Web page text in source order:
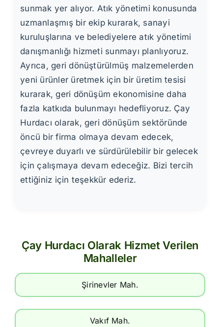
sunmak yer alıyor. Atık yönetimi konusunda
uzmanlaşmış bir ekip kurarak, sanayi
kuruluşlarına ve belediyelere atık yönetimi
danışmanlığı hizmeti sunmayı planlıyoruz.
Ayrıca, geri dönüştürülmüş malzemelerden
yeni ürünler üretmek için bir üretim tesisi
kurarak, geri dönüşüm ekonomisine daha
fazla katkıda bulunmayı hedefliyoruz. Çay
Hurdacı olarak, geri dönüşüm sektöründe
öncü bir firma olmaya devam edecek,
çevreye duyarlı ve sürdürülebilir bir gelecek
için çalışmaya devam edeceğiz. Bizi tercih
ettiğiniz için teşekkür ederiz.
Çay Hurdacı Olarak Hizmet Verilen
Mahalleler
Şirinevler Mah.
Vakıf Mah.